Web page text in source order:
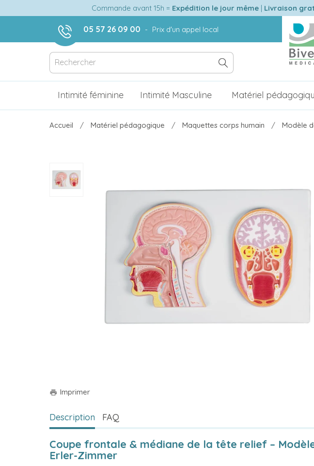
Commande avant 15h = Expédition le jour même| Livraison
05 57 26 09 00 - Prix d'un appel local
Intimité féminine Intimité Masculine Matériel
Accueil Matériel pédagogique Maquettes corps humain Modèle
print Imprimer
Description FAQ
Coupe frontale & médiane de la tête relief – Modèle
Erler-Zimmer